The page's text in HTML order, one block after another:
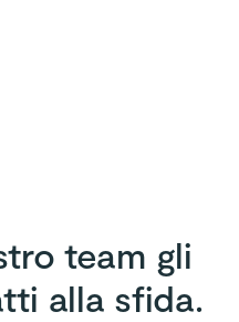
team gli
alla sfida.